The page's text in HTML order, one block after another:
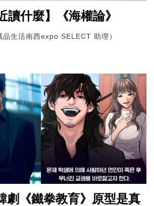
讀什麼】《海權論》
生活南西expo SELECT 助理）
劇《鐵拳教育》原型是真